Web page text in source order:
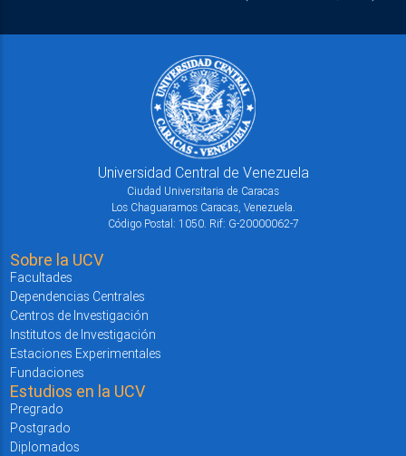
Universidad Central de Venezuela
Ciudad Universitaria de Caracas
Los Chaguaramos Caracas, Venezuela.
Código Postal: 1050. Rif: G-20000062-7
Sobre la UCV
Facultades
Dependencias Centrales
Centros de Investigación
Institutos de Investigación
Estaciones Experimentales
Fundaciones
Estudios en la UCV
Pregrado
Postgrado
Diplomados